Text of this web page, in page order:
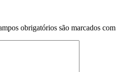
obrigatórios são marcados com